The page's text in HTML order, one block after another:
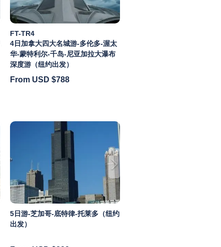
FT-TR4
4日加拿大四大名城游-多伦多-渥太
华-蒙特利尔-千岛-尼亚加拉大瀑布
深度游（纽约出发）
From USD $788
5日游-芝加哥-底特律-托莱多（纽约
出发）